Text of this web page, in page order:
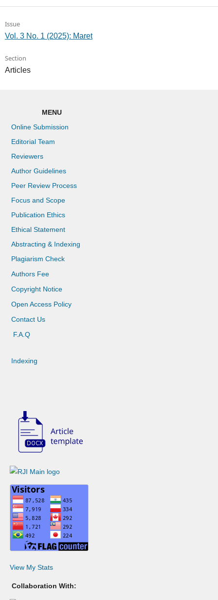
Issue
Vol. 3 No. 1 (2025): Maret
Section
Articles
MENU
Online Submission
Editorial Team
Reviewers
Author Guidelines
Peer Review Process
Focus and Scope
Publication Ethics
Ethical Statement
Abstracting & Indexing
Plagiarism Check
Authors Fee
Copyright Notice
Open Access Policy
Contact Us
F.A.Q
Indexing
View My Stats
Collaboration With: